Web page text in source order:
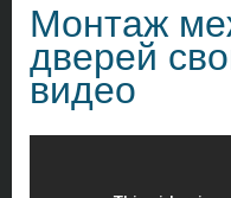
Монтаж
дверей
видео